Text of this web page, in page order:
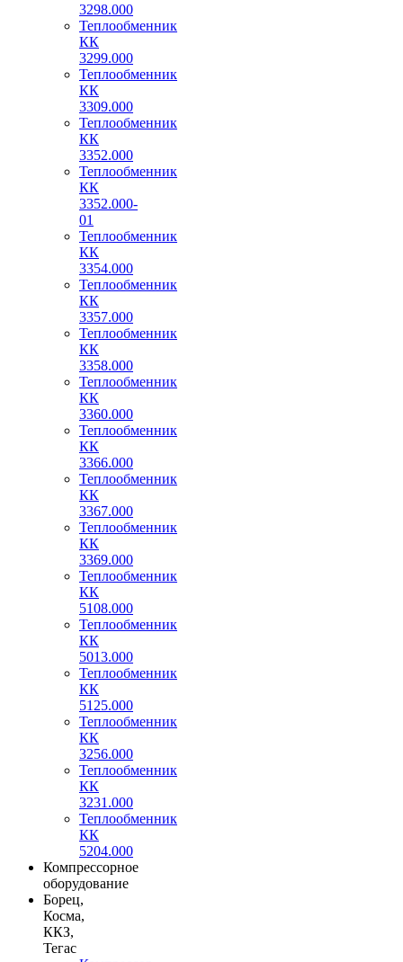
3298.000
Теплообменник
КК
3299.000
Теплообменник
КК
3309.000
Теплообменник
КК
3352.000
Теплообменник
КК
3352.000-
01
Теплообменник
КК
3354.000
Теплообменник
КК
3357.000
Теплообменник
КК
3358.000
Теплообменник
КК
3360.000
Теплообменник
КК
3366.000
Теплообменник
КК
3367.000
Теплообменник
КК
3369.000
Теплообменник
КК
5108.000
Теплообменник
КК
5013.000
Теплообменник
КК
5125.000
Теплообменник
КК
3256.000
Теплообменник
КК
3231.000
Теплообменник
КК
5204.000
Компрессорное
оборудование
Борец,
Косма,
ККЗ,
Тегас